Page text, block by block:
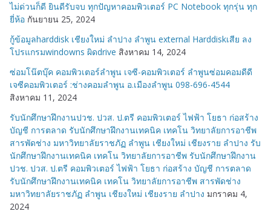
ไม่ด่วนก็ดี ยินดีรับจบ ทุกปัญหาคอมพิวเตอร์ PC Notebook ทุกรุ่น ทุก
ยี่ห้อ กันยายน 25, 2024
กู้ข้อมูลharddisk เชียงใหม่ ลำปาง ลำพูน external Harddiskเสีย ลง
โปรแกรมwindowns ผิดdrive สิงหาคม 14, 2024
ซ่อมโน๊ตบุ๊ค คอมพิวเตอร์ลำพูน เจซี-คอมพิวเตอร์ ลำพูนซ่อมคอมดีดี
เจซีคอมพิวเตอร์ :ช่างคอมลำพูน อ.เมืองลำพูน 098-696-4544
สิงหาคม 11, 2024
รับนักศึกษาฝึกงานปวช. ปวส. ป.ตรี คอมพิวเตอร์ ไฟฟ้า โยธา ก่อสร้าง
บัญชี การตลาด รับนักศึกษาฝึกงานเทคนิค เทคโน วิทยาลัยการอาชีพ
สารพัดช่าง มหาวิทยาลัยราชภัฏ ลำพูน เชียงใหม่ เชียงราย ลำปาง รับ
นักศึกษาฝึกงานเทคนิค เทคโน วิทยาลัยการอาชีพ รับนักศึกษาฝึกงาน
ปวช. ปวส. ป.ตรี คอมพิวเตอร์ ไฟฟ้า โยธา ก่อสร้าง บัญชี การตลาด
รับนักศึกษาฝึกงานเทคนิค เทคโน วิทยาลัยการอาชีพ สารพัดช่าง
มหาวิทยาลัยราชภัฏ ลำพูน เชียงใหม่ เชียงราย ลำปาง มกราคม 4,
2024